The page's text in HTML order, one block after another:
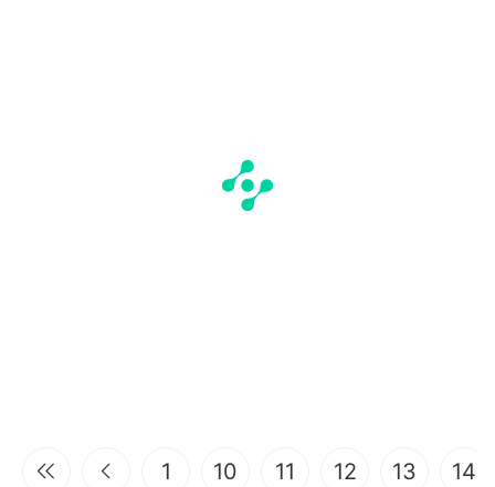
1 10 11 12 13 14